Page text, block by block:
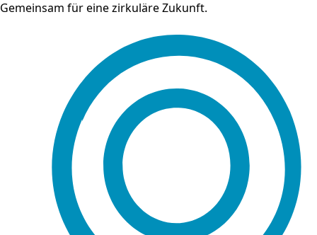
Gemeinsam für eine zirkuläre Zukunft.